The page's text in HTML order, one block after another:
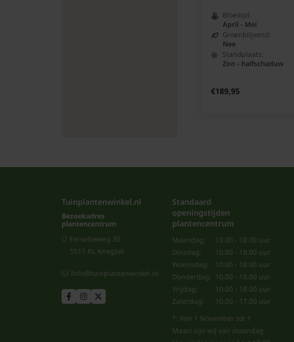
Bloeitijd:
April - Mei
Groenblijvend:
Nee
Standplaats:
Zon - halfschaduw
€189,95
Tuinplantenwinkel.nl
Bezoekadres
plantencentrum
Eerselseweg 35
5511 KL Knegsel
Info@tuinplantenwinkel.nl
Standaard
openingstijden
plantencentrum
Maandag:
13.00 - 18.00 uur
Dinsdag:
10.00 - 18.00 uur
Woensdag:
10.00 - 18.00 uur
Donderdag: 10.00 - 18.00 uur
Vrijdag:
10.00 - 18.00 uur
Zaterdag:
10.00 - 17.00 uur
*: Van 1 November tot 1
Maart zijn wij van maandag